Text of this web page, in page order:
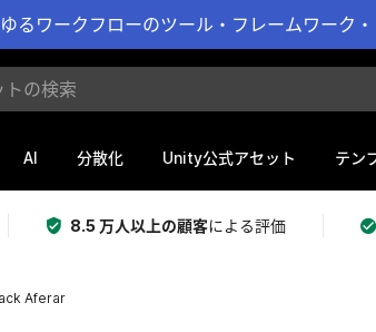
るワークフローのツール・フレームワーク
索
AI 分散化 Unity公式アセット テン
8.5 万人以上の顧客による評価
Aferar